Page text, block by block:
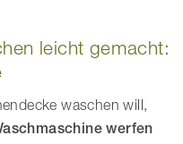
leicht gemacht:
waschen will,
werfen